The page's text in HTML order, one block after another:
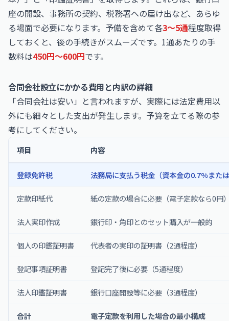
座の開設、事務所の契約、税務署への届け出など、あらゆ
る場面で必要になります。予備を含めて各3〜5通程度取得
しておくと、後の手続きがスムーズです。1通あたりの手
数料は450円〜600円です。
合同会社設立にかかる費用と内訳の詳細
「合同会社は安い」と言われますが、実際には法定費用以
外にも細々とした支出が発生します。予算を立てる際の参
考にしてください。
項目 内容
登録免許税 法務局に支払う税金（資本金の0.7%また
定款印紙代 紙の定款の場合に必要（電子定款なら0円
法人実印作成 銀行印・角印とのセット購入が一般的
個人の印鑑証明書 代表者の実印の証明書（2通程度）
登記事項証明書 登記完了後に必要（5通程度）
法人印鑑証明書 銀行口座開設等に必要（3通程度）
合計 電子定款を利用した場合の最小構成